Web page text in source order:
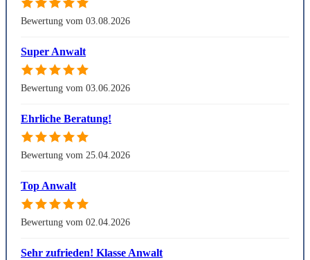
Bewertung vom 03.08.2026
Super Anwalt
Bewertung vom 03.06.2026
Ehrliche Beratung!
Bewertung vom 25.04.2026
Top Anwalt
Bewertung vom 02.04.2026
Sehr zufrieden! Klasse Anwalt